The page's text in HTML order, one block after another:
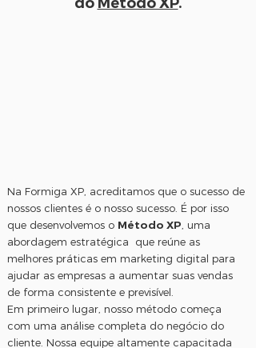
Na Formiga XP, acreditamos que o sucesso de
nossos clientes é o nosso sucesso. É por isso
que desenvolvemos o Método XP, uma
abordagem estratégica que reúne as
melhores práticas em marketing digital para
ajudar as empresas a aumentar suas vendas
de forma consistente e previsível.
Em primeiro lugar, nosso método começa
com uma análise completa do negócio do
cliente. Nossa equipe altamente capacitada